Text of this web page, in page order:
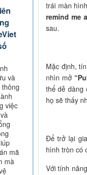
trái màn
remind me
sau.
Mặc định,
nhìn mở
thể dễ dàng
họ sẽ thấy
Để trở lại
hình tròn có
Với tính
và
việc
mã
mà